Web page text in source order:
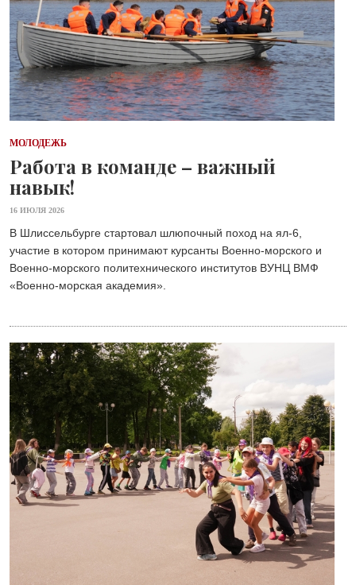
МОЛОДЕЖЬ
Работа в команде – важный
навык!
16 ИЮЛЯ 2026
В Шлиссельбурге стартовал шлюпочный поход на ял-6,
участие в котором принимают курсанты Военно-морского и
Военно-морского политехнического институтов ВУНЦ ВМФ
«Военно-морская академия».